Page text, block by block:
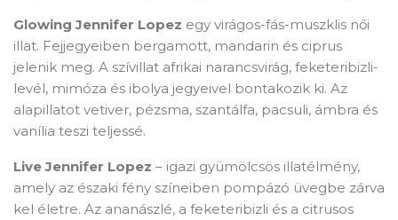
Glowing Jennifer Lopez egy virágos-fás-muszklis női
illat. Fejjegyeiben bergamott, mandarin és ciprus
jelenik meg. A szívillat afrikai narancsvirág, feketeribizli-
levél, mimóza és ibolya jegyeivel bontakozik ki. Az
alapillatot vetiver, pézsma, szantálfa, pacsuli, ámbra és
vanília teszi teljessé.
Live Jennifer Lopez – igazi gyümölcsös illatélmény,
amely az északi fény színeiben pompázó üvegbe zárva
kel életre. Az ananászlé, a feketeribizli és a citrusos